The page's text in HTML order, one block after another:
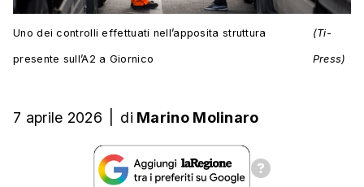
Uno dei controlli effettuati nell’apposita struttura
presente sull’A2 a Giornico
(Ti-
Press)
7 aprile 2026 di Marino Molinaro